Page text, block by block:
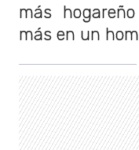
más
más en un